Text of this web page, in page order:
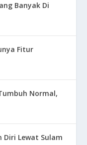
Banyak Di
Fitur
Normal,
Diri Lewat Sulam